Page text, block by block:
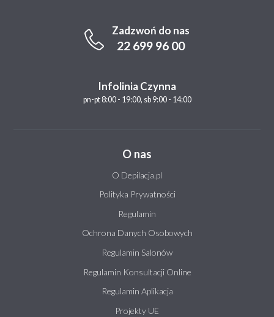
Zadzwoń do nas
22 699 96 00
Infolinia Czynna
pn-pt 8:00 - 19:00, sb 9:00 - 14:00
O nas
O Depilacja.pl
Polityka Prywatności
Regulamin
Ochrona Danych Osobowych
Regulamin Salonów
Regulamin Konsultacji Online
Regulamin Aplikacja
Projekty UE